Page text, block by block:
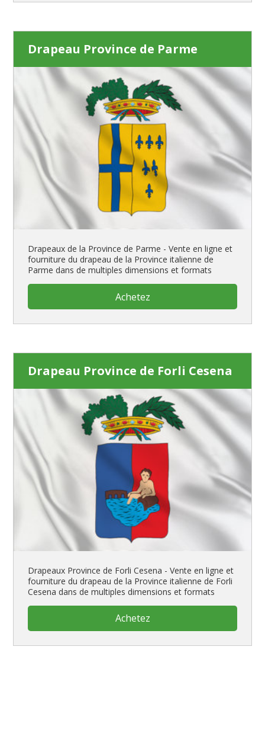
Drapeau Province de Parme
Drapeaux de la Province de Parme - Vente en ligne et
fourniture du drapeau de la Province italienne de
Parme dans de multiples dimensions et formats
Achetez
Drapeau Province de Forli Cesena
Drapeaux Province de Forli Cesena - Vente en ligne et
fourniture du drapeau de la Province italienne de Forli
Cesena dans de multiples dimensions et formats
Achetez